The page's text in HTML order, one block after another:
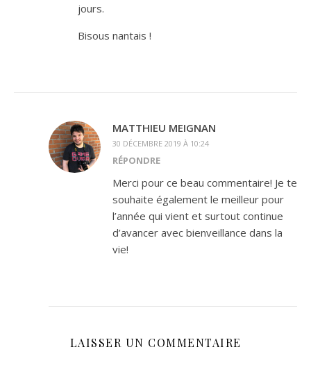
jours.
Bisous nantais !
MATTHIEU MEIGNAN
30 DÉCEMBRE 2019 À 10:24
RÉPONDRE
Merci pour ce beau commentaire! Je te
souhaite également le meilleur pour
l’année qui vient et surtout continue
d’avancer avec bienveillance dans la
vie!
LAISSER UN COMMENTAIRE